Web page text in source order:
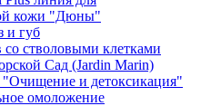
кожи "Дюны"
и губ
со стволовыми клетками
Сад (Jardin Marin)
"Очищение и детоксикация"
омоложение